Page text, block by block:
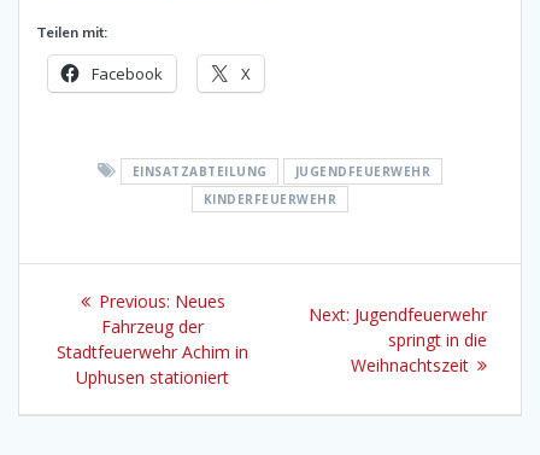
Teilen mit:
Facebook X
EINSATZABTEILUNG
JUGENDFEUERWEHR
KINDERFEUERWEHR
Beitragsnavigation
Previous: Previous
post:
Neues
Fahrzeug der
Stadtfeuerwehr Achim in
Uphusen stationiert
Next: Next
post:
Jugendfeuerwehr
springt in die
Weihnachtszeit